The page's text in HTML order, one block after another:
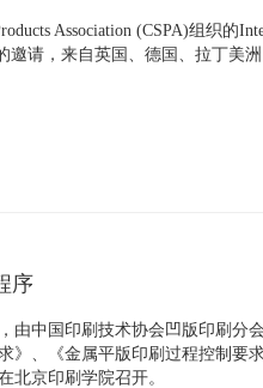
Association (CSPA)组织的
邀请，来自英国、德国、拉丁美洲
序
由中国印刷技术协会凹版印刷分
》、《金属平版印刷过程控制要
北京印刷学院召开。